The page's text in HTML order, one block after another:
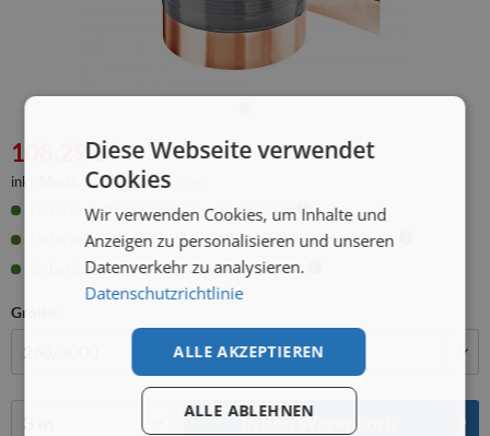
108,29 € *
inkl. MwSt. zzgl. Versandkosten
Lieferzeit: 10 Tage zzgl. Versandlaufzeit
Lieferzeit Firmenkunden: 10 Tage zzgl. Versandlaufzeit
Selbstabholung: ab Di., 18.08., 08:00 Uhr
Größe:
In denWarenkorb
Diese Webseite verwendet
Cookies
Wir verwenden Cookies, um Inhalte und
Anzeigen zu personalisieren und unseren
Datenverkehr zu analysieren.
Datenschutzrichtlinie
ALLE AKZEPTIEREN
ALLE ABLEHNEN